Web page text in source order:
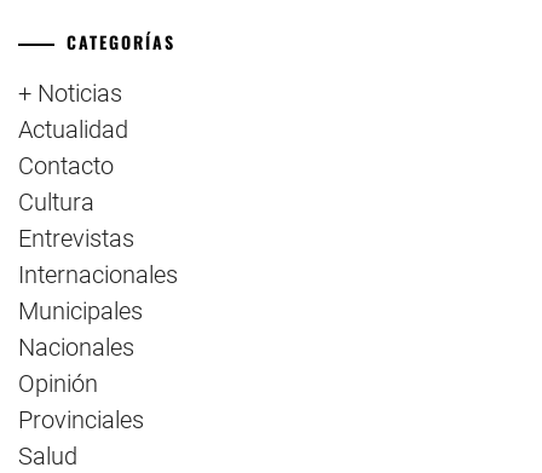
CATEGORÍAS
+ Noticias
Actualidad
Contacto
Cultura
Entrevistas
Internacionales
Municipales
Nacionales
Opinión
Provinciales
Salud